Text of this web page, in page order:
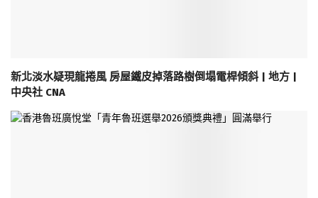
新北淡水疑現龍捲風 房屋鐵皮掉落路樹倒塌電桿傾斜 | 地方 |
中央社 CNA